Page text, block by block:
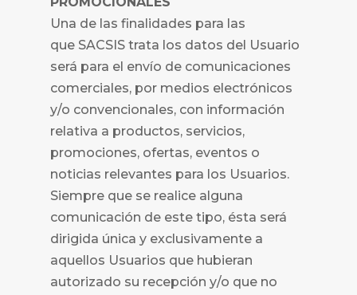
Una de las finalidades para las
que SACSIS trata los datos del Usuario
será para el envío de comunicaciones
comerciales, por medios electrónicos
y/o convencionales, con información
relativa a productos, servicios,
promociones, ofertas, eventos o
noticias relevantes para los Usuarios.
Siempre que se realice alguna
comunicación de este tipo, ésta será
dirigida única y exclusivamente a
aquellos Usuarios que hubieran
autorizado su recepción y/o que no